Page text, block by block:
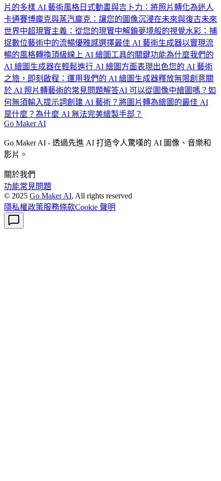
片的多樣 AI 藝術風格 日式動畫與吉卜力：將照片轉化為迷人
卡通賽博龐克與蒸汽龐克：讓您的圖像沉浸在未來與復古未來
世界中超現實主義：從您的現實中解鎖夢境般的視覺水彩：捕
捉數位藝術中的流暢優雅感選擇最佳 AI 藝術生成器以實現流
暢的風格轉換頂級線上 AI 繪圖工具的關鍵功能為什麼我們的
AI 繪圖生成器在輕鬆進行 AI 繪圖方面表現出色您的 AI 藝術
之旅，即刻啟程：運用我們的 AI 繪圖生成器釋放無限創意關
於 AI 照片轉藝術的常見問題解答AI 可以從圖像中繪圖嗎？ 如
何無須輸入提示詞創建 AI 藝術？ 將圖片轉為繪圖的最佳 AI
是什麼？ 為什麼 AI 無法完美繪製手部？
Go Maker AI
Go Maker AI - 透過先進 AI 打造令人驚嘆的 AI 圖像、音樂和
影片。
關於我們
功能常見問題
© 2025 Go Maker AI, All rights reserved
隱私權政策服務條款Cookie 聲明